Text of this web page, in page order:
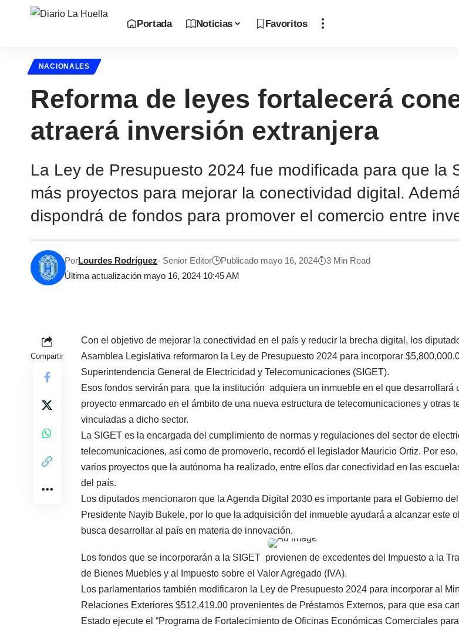
Portada Noticias Favoritos
NACIONALES
Reforma de leyes fortalecerá
atraerá inversión extranjera
La Ley de Presupuesto 2024 fue modificada para que la
más proyectos para mejorar la conectividad digital.
dispondrá de fondos para promover el comercio entre
Última actualización mayo 16, 2024 10:45 AM
PorLourdes Rodríguez- Senior Editor Publicado mayo 16, 2024 3 Min Read
Compartir
Con el objetivo de mejorar la conectividad en el país y reducir la brecha digital, los
Asamblea Legislativa reformaron la Ley de Presupuesto 2024 para incorporar
Superintendencia General de Electricidad y Telecomunicaciones (SIGET).
Esos fondos servirán para que la institución adquiera un inmueble en el que desarrollará
proyecto enmarcado en el ámbito de una nueva estructura de telecomunicaciones y otras
vinculadas a dicho sector.
La SIGET es la encargada del cumplimiento de normas y regulaciones del sector de
telecomunicaciones, así como de promoverlo, recordó el legislador Mauricio Ortiz. Por
varios proyectos que la autónoma ha realizado, entre ellos dar conectividad en las
del país.
Los diputados mencionaron que la Agenda Digital 2030 es importante para el Gobierno del
Presidente Nayib Bukele, por lo que la adquisición del inmueble ayudará a alcanzar este
busca desarrollar al país en materia de innovación.
Los fondos que se incorporarán a la SIGET provienen de excedentes del Impuesto a la
de Bienes Muebles y al Impuesto sobre el Valor Agregado (IVA).
Los parlamentarios también modificaron la Ley de Presupuesto 2024 para incorporar al
Relaciones Exteriores $512,419.00 provenientes de Préstamos Externos, para que esa
Estado ejecute el “Programa de Fortalecimiento de Oficinas Económicas Comerciales